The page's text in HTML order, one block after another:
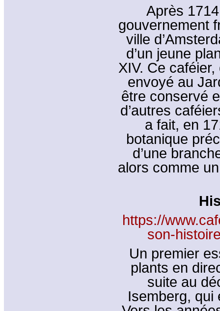
Après
gouvernement
ville
d’un jeune
XIV. Ce
envoyé au
être conservé
d’autres
a fait, en
botanique
d’une
alors comme
https://
son-
Un premier
plants en
suite au
Isemberg, qui